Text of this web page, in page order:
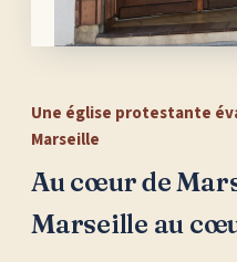
Une église protestante
Marseille
Au cœur de
Marseille au